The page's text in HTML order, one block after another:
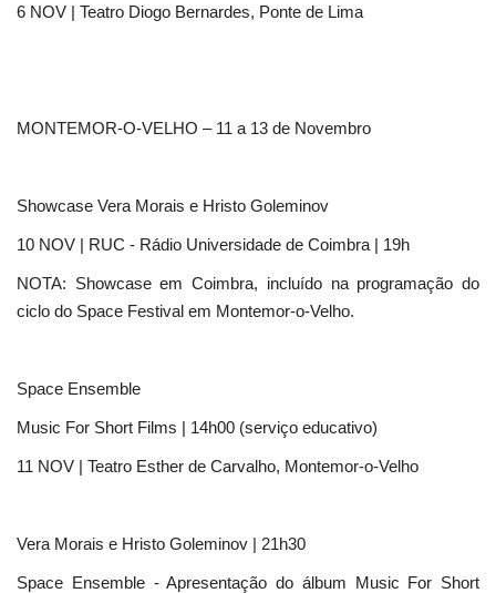
6 NOV | Teatro Diogo Bernardes, Ponte de Lima
MONTEMOR-O-VELHO – 11 a 13 de Novembro
Showcase Vera Morais e Hristo Goleminov
10 NOV | RUC - Rádio Universidade de Coimbra | 19h
NOTA: Showcase em Coimbra, incluído na programação do
ciclo do Space Festival em Montemor-o-Velho.
Space Ensemble
Music For Short Films | 14h00 (serviço educativo)
11 NOV | Teatro Esther de Carvalho, Montemor-o-Velho
Vera Morais e Hristo Goleminov | 21h30
Space Ensemble - Apresentação do álbum Music For Short